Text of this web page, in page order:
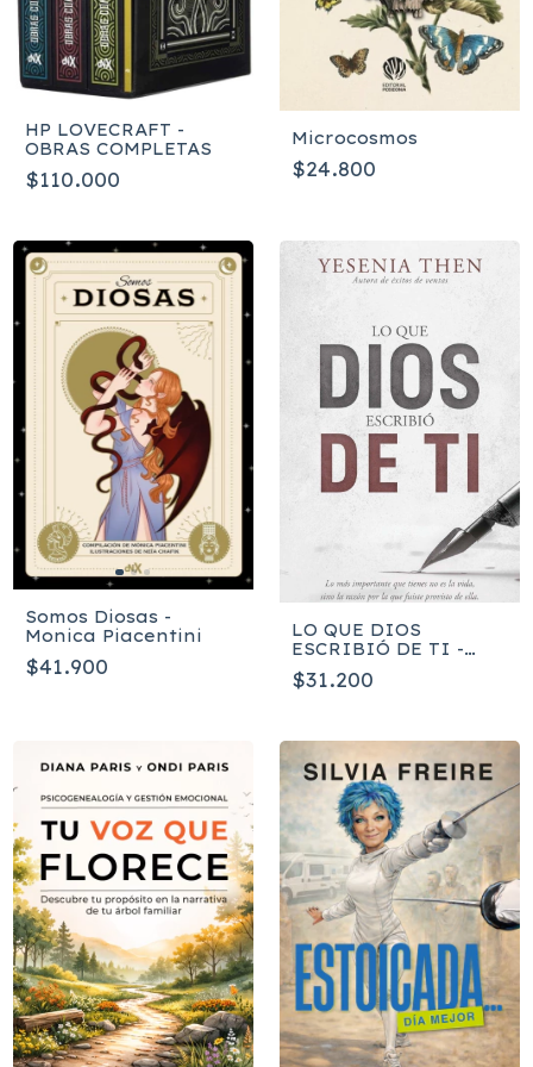
HP LOVECRAFT -
OBRAS COMPLETAS
$110.000
Microcosmos
$24.800
Somos Diosas -
Monica Piacentini
$41.900
LO QUE DIOS
ESCRIBIÓ DE TI -
Yesenia Then
$31.200